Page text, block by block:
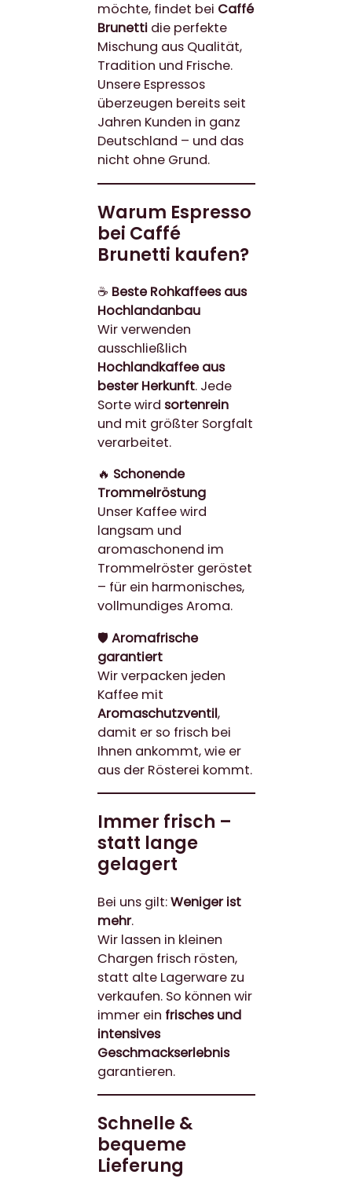
möchte, findet bei Caffé
Brunettidie perfekte
Mischung aus Qualität,
Tradition und Frische.
Unsere Espressos
überzeugen bereits seit
Jahren Kunden in ganz
Deutschland – und das
nicht ohne Grund.
Warum Espresso
bei Caffé
Brunetti kaufen?
☕ Beste Rohkaffees aus
Hochlandanbau
Wir verwenden
ausschließlich
Hochlandkaffee aus
bester Herkunft. Jede
Sorte wird sortenrein
und mit größter Sorgfalt
verarbeitet.
🔥 Schonende
Trommelröstung
Unser Kaffee wird
langsam und
aromaschonend im
Trommelröster geröstet
– für ein harmonisches,
vollmundiges Aroma.
🛡 Aromafrische
garantiert
Wir verpacken jeden
Kaffee mit
Aromaschutzventil,
damit er so frisch bei
Ihnen ankommt, wie er
aus der Rösterei kommt.
Immer frisch –
statt lange
gelagert
Bei uns gilt:Weniger ist
mehr.
Wir lassen in kleinen
Chargen frisch rösten,
statt alte Lagerware zu
verkaufen. So können wir
immer ein frisches und
intensives
Geschmackserlebnis
garantieren.
Schnelle &
bequeme
Lieferung